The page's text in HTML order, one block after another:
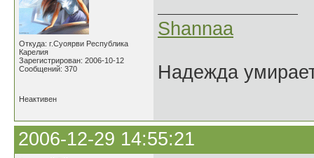
Откуда: г.Суоярви Республика
Карелия
Зарегистрирован: 2006-10-12
Сообщений: 370
Shannaa
Надежда
Неактивен
2006-12-29 14:55:21